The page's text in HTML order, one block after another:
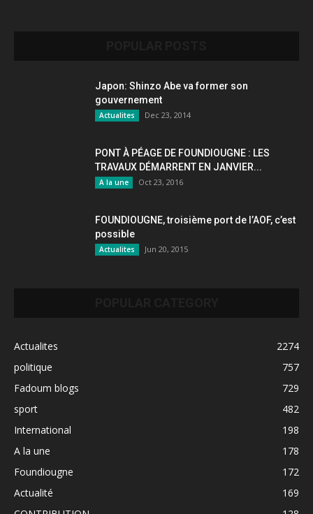
Japon: Shinzo Abe va former son
gouvernement
Actualites Dec 23, 2014
PONT À PÉAGE DE FOUNDIOUGNE : LES
TRAVAUX DÉMARRENT EN JANVIER...
A la une Oct 23, 2016
FOUNDIOUGNE, troisième port de l’AOF, c’est
possible
Actualites Jun 20, 2015
Actualites
2274
politique
757
Fadoum blogs
729
sport
482
International
198
A la une
178
Foundiougne
172
Actualité
169